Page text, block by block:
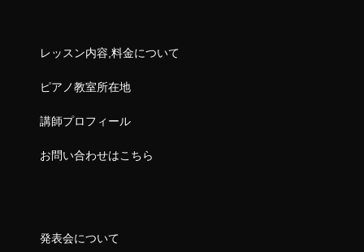
レッスン内容,料金について
ピアノ教室所在地
講師プロフィール
お問い合わせはこちら
発表会について